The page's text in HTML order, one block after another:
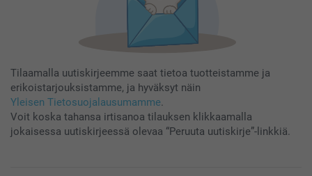
Tilaamalla uutiskirjeemme saat tietoa tuotteistamme ja
erikoistarjouksistamme, ja hyväksyt näin
Yleisen Tietosuojalausumamme.
Voit koska tahansa irtisanoa tilauksen klikkaamalla
jokaisessa uutiskirjeessä olevaa “Peruuta uutiskirje”-linkkiä.